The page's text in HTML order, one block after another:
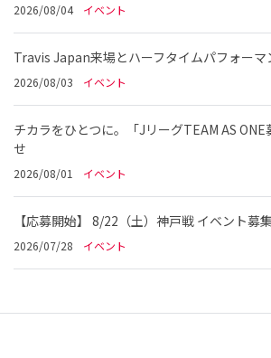
2026/08/04 イベント
Travis Japan来場とハーフタイムパフォーマ
2026/08/03 イベント
チカラをひとつに。「JリーグTEAM AS
せ
2026/08/01 イベント
【応募開始】 8/22（土）神戸戦 イベント募
2026/07/28 イベント